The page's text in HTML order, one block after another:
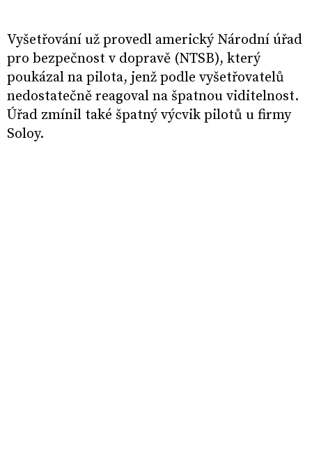
Vyšetřování už provedl americký Národní úřad
pro bezpečnost v dopravě (NTSB), který
poukázal na pilota, jenž podle vyšetřovatelů
nedostatečně reagoval na špatnou viditelnost.
Úřad zmínil také špatný výcvik pilotů u firmy
Soloy.